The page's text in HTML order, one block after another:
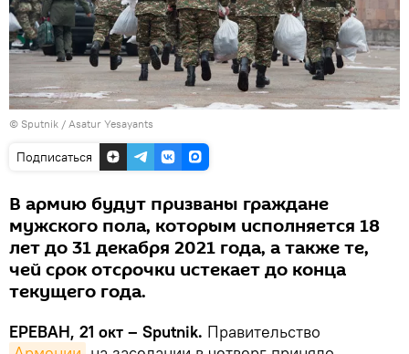
© Sputnik / Asatur Yesayants
Подписаться
В армию будут призваны граждане
мужского пола, которым исполняется 18
лет до 31 декабря 2021 года, а также те,
чей срок отсрочки истекает до конца
текущего года.
ЕРЕВАН, 21 окт – Sputnik. Правительство